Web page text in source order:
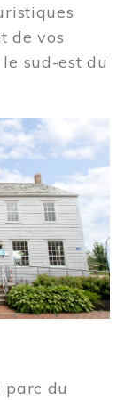
de vos
sud-est du
parc du